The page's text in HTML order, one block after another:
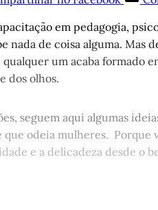
em pedagogia,
nada de coisa alguma. Mas
um acaba formado
dos olhos.
seguem aqui algumas
odeia mulheres. Porque
e a delicadeza desde o